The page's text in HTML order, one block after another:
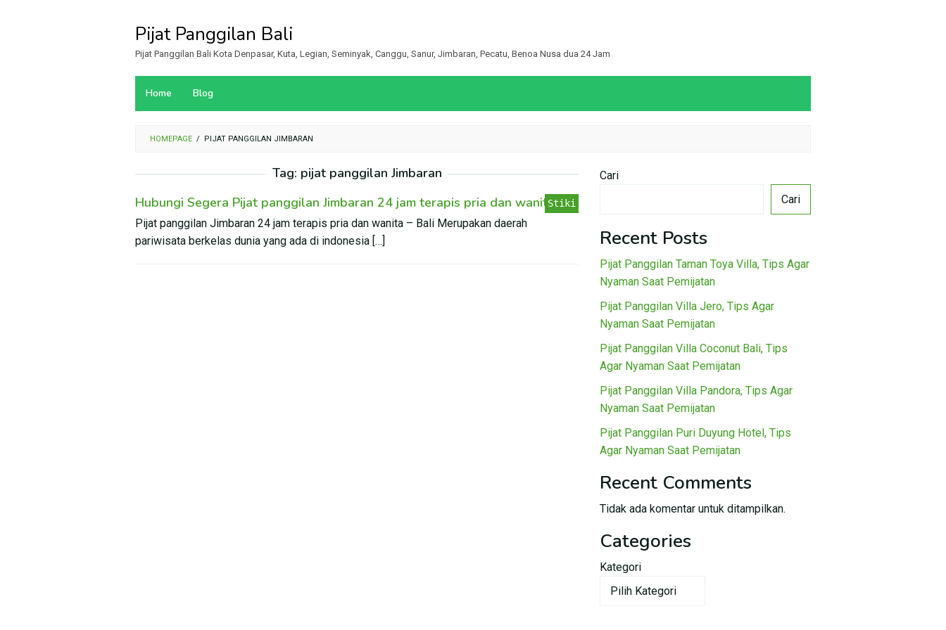
Pijat Panggilan Bali
Pijat Panggilan Bali Kota Denpasar, Kuta, Legian, Seminyak, Canggu, Sanur, Jimbaran, Pecatu, Benoa Nusa dua 24 Jam
Home Blog
HOMEPAGE / PIJAT PANGGILAN JIMBARAN
Tag: pijat panggilan Jimbaran
Hubungi Segera Pijat panggilan Jimbaran 24 jam terapis pria dan wanita
Pijat panggilan Jimbaran 24 jam terapis pria dan wanita – Bali Merupakan daerah
pariwisata berkelas dunia yang ada di indonesia […]
Stiki
Cari
Cari
Recent Posts
Pijat Panggilan Taman Toya Villa, Tips Agar
Nyaman Saat Pemijatan
Pijat Panggilan Villa Jero, Tips Agar
Nyaman Saat Pemijatan
Pijat Panggilan Villa Coconut Bali, Tips
Agar Nyaman Saat Pemijatan
Pijat Panggilan Villa Pandora, Tips Agar
Nyaman Saat Pemijatan
Pijat Panggilan Puri Duyung Hotel, Tips
Agar Nyaman Saat Pemijatan
Recent Comments
Tidak ada komentar untuk ditampilkan.
Categories
Kategori